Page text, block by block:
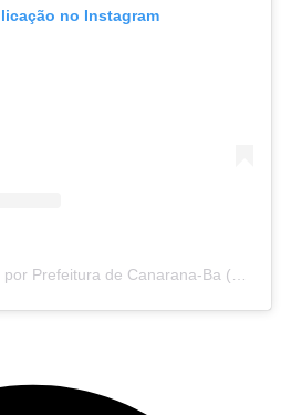
no Instagram